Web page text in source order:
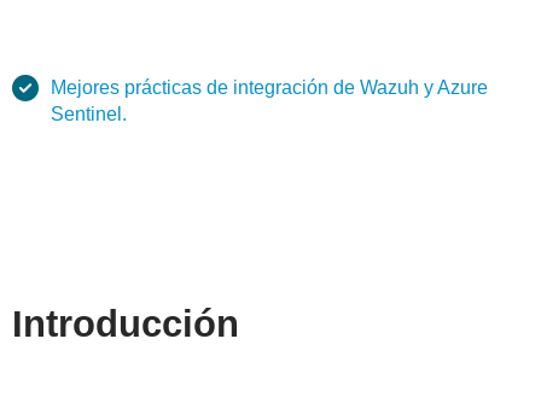
Mejores prácticas de integración de Wazuh y Azure
Sentinel.
Introducción